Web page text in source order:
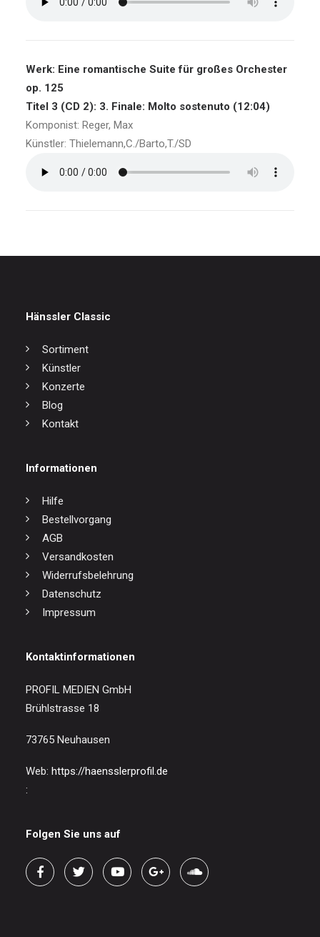
Werk: Eine romantische Suite für großes Orchester
op. 125
Titel 3 (CD 2): 3. Finale: Molto sostenuto (12:04)
Komponist: Reger, Max
Künstler: Thielemann,C./Barto,T./SD
Hänssler Classic
Sortiment
Künstler
Konzerte
Blog
Kontakt
Informationen
Hilfe
Bestellvorgang
AGB
Versandkosten
Widerrufsbelehrung
Datenschutz
Impressum
Kontaktinformationen
PROFIL MEDIEN GmbH
Brühlstrasse 18
73765 Neuhausen
Web: https://haensslerprofil.de
:
Folgen Sie uns auf